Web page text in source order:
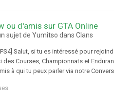
ou d'amis sur GTA Online
sujet de Yumitso dans Clans
Salut, si tu es intéressé pour
Courses, Championnats et
à qui tu peux parler via notre